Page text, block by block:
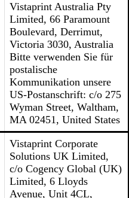
Vistaprint Australia Pty
Limited, 66 Paramount
Boulevard, Derrimut,
Victoria 3030, Australia
Bitte verwenden Sie für
postalische
Kommunikation unsere
US-Postanschrift: c/o 275
Wyman Street, Waltham,
MA 02451, United States
Vistaprint Corporate
Solutions UK Limited,
c/o Cogency Global (UK)
Limited, 6 Lloyds
Avenue, Unit 4CL,